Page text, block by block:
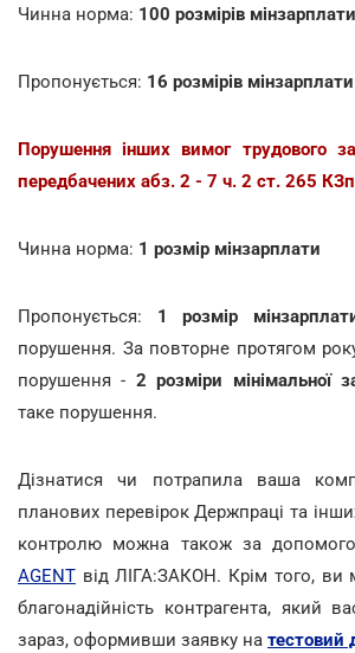
Чинна норма: 100 розмірів мінзарплати
Пропонується: 16 розмірів мінзарплати
Порушення інших вимог трудового
передбачених абз. 2 - 7 ч. 2 ст. 265
Чинна норма: 1 розмір мінзарплати
Пропонується: 1 розмір
порушення. За повторне протягом
порушення - 2 розміри мінімальної
таке порушення.
Дізнатися чи потрапила ваша
планових перевірок Держпраці та
контролю можна також за
AGENT від ЛІГА:ЗАКОН. Крім того, ви
благонадійність контрагента, який
зараз, оформивши заявку на тестовий